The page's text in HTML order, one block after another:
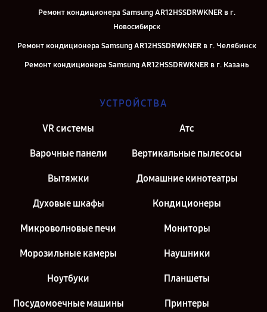
Ремонт кондиционера Samsung AR12HSSDRWKNER в г.
Новосибирск
Ремонт кондиционера Samsung AR12HSSDRWKNER в г. Челябинск
Ремонт кондиционера Samsung AR12HSSDRWKNER в г. Казань
Ремонт кондиционера Samsung AR12HSSDRWKNER в г. Санкт-
УСТРОЙСТВА
VR системы Атс
Варочные панели Вертикальные пылесосы
Вытяжки Домашние кинотеатры
Духовые шкафы Кондиционеры
Микроволновые печи Мониторы
Морозильные камеры Наушники
Ноутбуки Планшеты
Посудомоечные машины Принтеры